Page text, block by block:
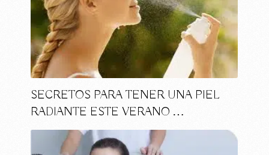
SECRETOS PARA TENER UNA PIEL
RADIANTE ESTE VERANO …